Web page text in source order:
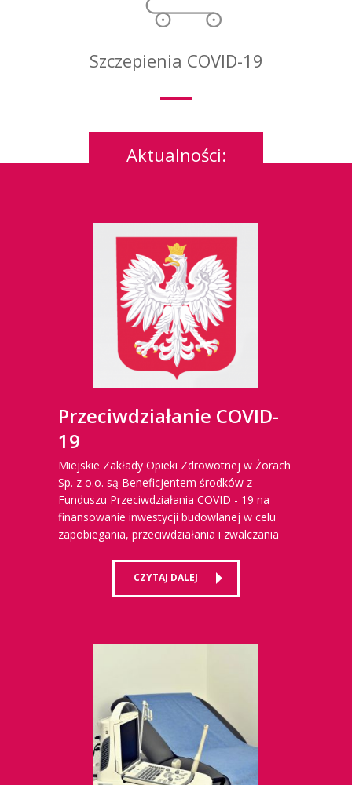
Szczepienia COVID-19
Aktualności:
Przeciwdziałanie COVID-
19
Miejskie Zakłady Opieki Zdrowotnej w Żorach
Sp. z o.o. są Beneficjentem środków z
Funduszu Przeciwdziałania COVID - 19 na
finansowanie inwestycji budowlanej w celu
zapobiegania, przeciwdziałania i zwalczania
związku z COVID - 19.
CZYTAJ DALEJ